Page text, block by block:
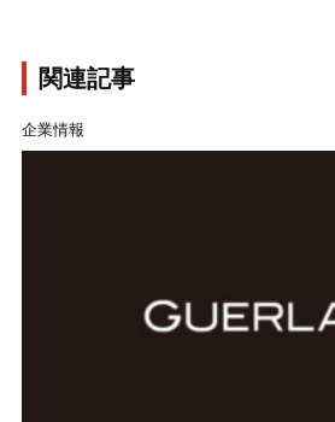
関連記事
企業情報